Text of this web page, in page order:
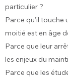
particulier ?
Parce qu’il touche
moitié est en âge
Parce que leur
les enjeux du
Parce que les